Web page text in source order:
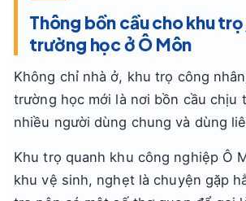
Thông bồn cầu cho khu
trường học ở Ô Môn
Không chỉ nhà ở, khu trọ công
trường học mới là nơi bồn cầu chịu
nhiều người dùng chung và dùng
Khu trọ quanh khu công nghiệp Ô
khu vệ sinh, nghẹt là chuyện gặp